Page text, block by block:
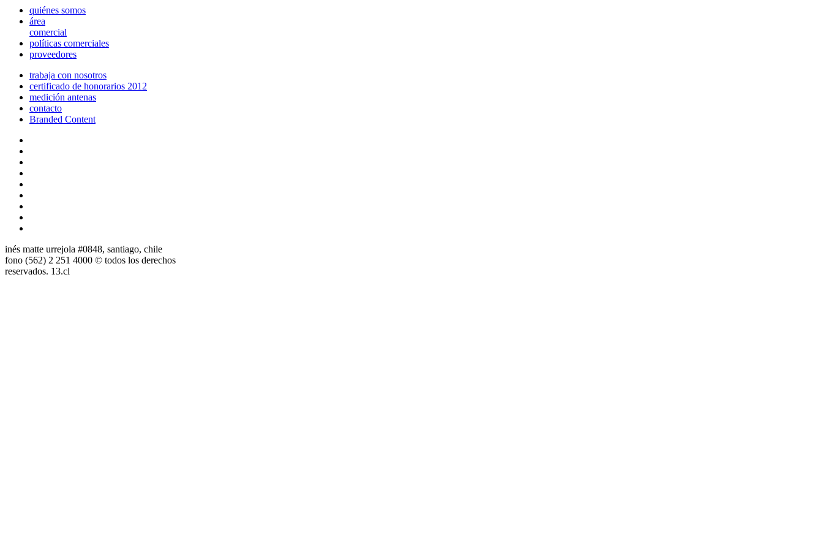
quiénes somos
área
comercial
políticas comerciales
proveedores
trabaja con nosotros
certificado de honorarios 2012
medición antenas
contacto
Branded Content
inés matte urrejola #0848, santiago, chile
fono (562) 2 251 4000 © todos los derechos
reservados. 13.cl